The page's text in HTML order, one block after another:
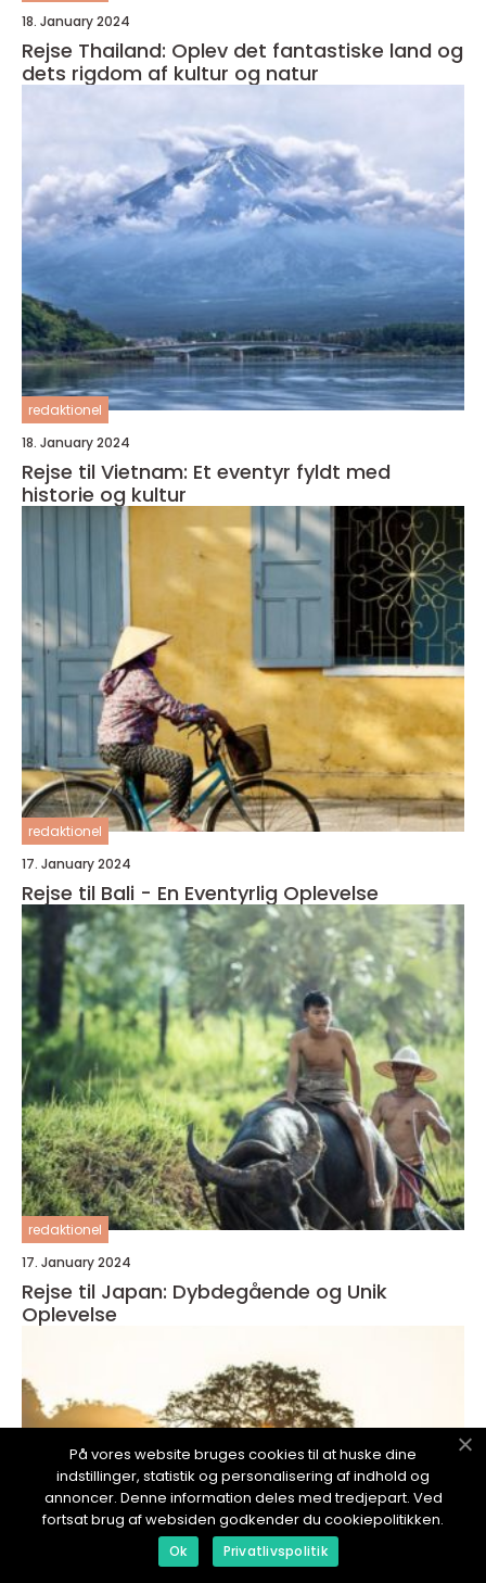
18. January 2024
Rejse Thailand: Oplev det fantastiske land og
dets rigdom af kultur og natur
redaktionel
18. January 2024
Rejse til Vietnam: Et eventyr fyldt med
historie og kultur
redaktionel
17. January 2024
Rejse til Bali - En Eventyrlig Oplevelse
redaktionel
17. January 2024
Rejse til Japan: Dybdegående og Unik
Oplevelse
På vores website bruges cookies til at huske dine
indstillinger, statistik og personalisering af indhold og
annoncer. Denne information deles med tredjepart. Ved
fortsat brug af websiden godkender du cookiepolitikken.
Ok Privatlivspolitik